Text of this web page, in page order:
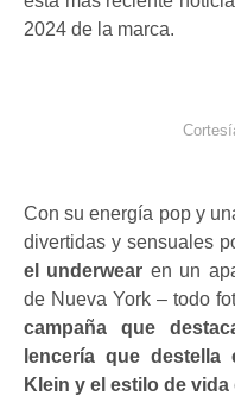
2024 de la marca.
Con su energía pop y
divertidas y sensuales
el underwear en un
de Nueva York – todo
campaña que
lencería que
Klein y el estilo de